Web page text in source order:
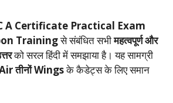
A Certificate Practical Exam
Trainingसे संबंधित सभीमहत्वपूर्ण और
को सरल हिंदी में समझाया है। यह सामग्री
तीनों Wingsके कैडेट्स के लिए समान